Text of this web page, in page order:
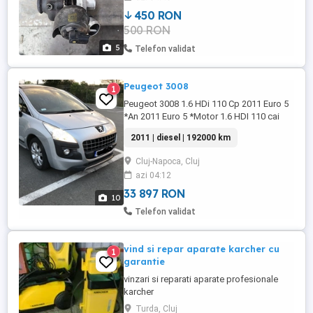
5
450 RON
500 RON
Telefon validat
10
1 Peugeot 3008
Peugeot 3008 1.6 HDi 110 Cp 2011 Euro 5
*An 2011 Euro 5 *Motor 1.6 HDI 110 cai
*VF30U9HR8BS223578 *Bielete de
direcție, antiruliu, pivoți schimbate *Cutie
viteze automată (robotizată)6+1 viteze
*Panoramic *Perdelute geamuri, folie UV
Masterfol *Dublu climatronic *Comenzi ...
2011 | diesel | 192000 km
Cluj-Napoca, Cluj
azi 04:12
33 897 RON
Telefon validat
1
vind si repar aparate karcher cu
garantie
vinzari si reparati aparate profesionale
karcher
Turda, Cluj